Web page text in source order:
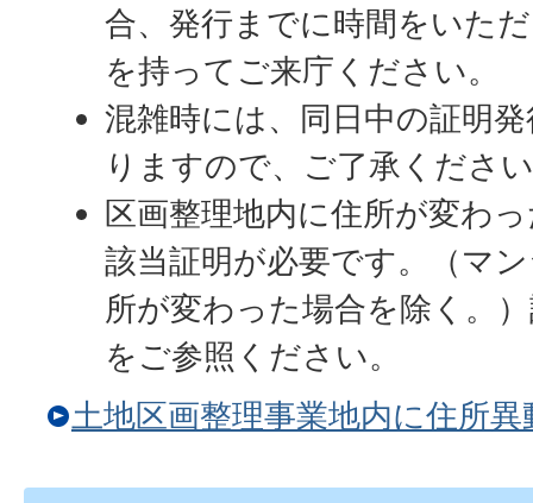
合、発行までに時間をいた
を持ってご来庁ください。
混雑時には、同日中の証明
りますので、ご了承くださ
区画整理地内に住所が変わ
該当証明が必要です。（マ
所が変わった場合を除く。
をご参照ください。
土地区画整理事業地内に住所